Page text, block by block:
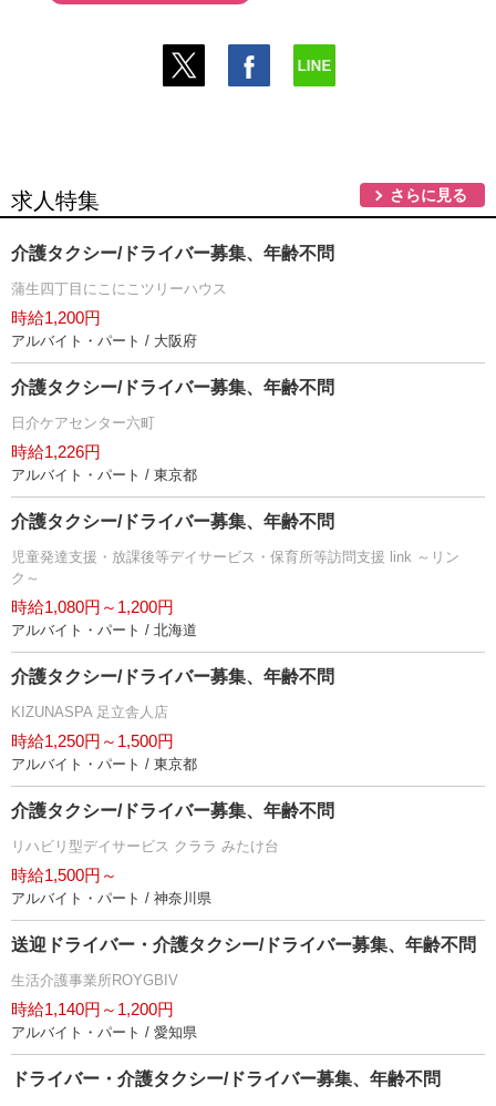
求人特集 さらに見る
介護タクシー/ドライバー募集、年齢不問
蒲生四丁目にこにこツリーハウス
時給1,200円
アルバイト・パート / 大阪府
介護タクシー/ドライバー募集、年齢不問
日介ケアセンター六町
時給1,226円
アルバイト・パート / 東京都
介護タクシー/ドライバー募集、年齢不問
児童発達支援・放課後等デイサービス・保育所等訪問支援 link ～リン
ク～
時給1,080円～1,200円
アルバイト・パート / 北海道
介護タクシー/ドライバー募集、年齢不問
KIZUNASPA 足立舎人店
時給1,250円～1,500円
アルバイト・パート / 東京都
介護タクシー/ドライバー募集、年齢不問
リハビリ型デイサービス クララ みたけ台
時給1,500円～
アルバイト・パート / 神奈川県
送迎ドライバー・介護タクシー/ドライバー募集、年齢不問
生活介護事業所ROYGBIV
時給1,140円～1,200円
アルバイト・パート / 愛知県
ドライバー・介護タクシー/ドライバー募集、年齢不問